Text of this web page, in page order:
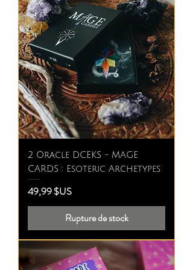
2 Oracle DCEKS - MAGE
CARDS : Esoteric Archetypes
Prix
49,99 $US
Rupture de stock